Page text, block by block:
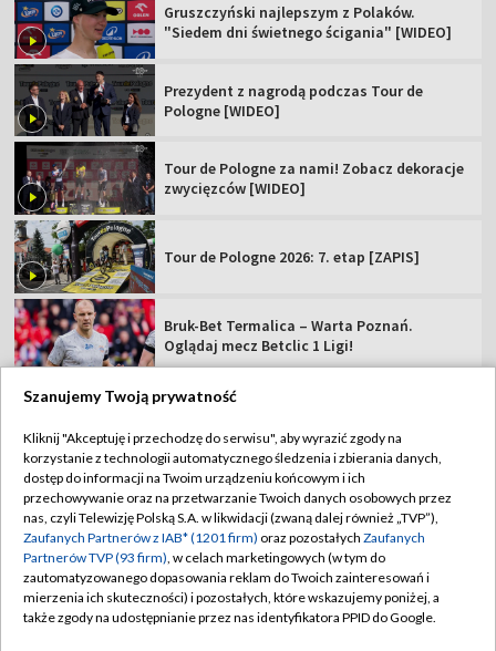
Gruszczyński najlepszym z Polaków.
"Siedem dni świetnego ścigania" [WIDEO]
Prezydent z nagrodą podczas Tour de
Pologne [WIDEO]
Tour de Pologne za nami! Zobacz dekoracje
zwycięzców [WIDEO]
Tour de Pologne 2026: 7. etap [ZAPIS]
Bruk-Bet Termalica – Warta Poznań.
Oglądaj mecz Betclic 1 Ligi!
TVP
Abonament TVP
Sklep TVP
Biuro Reklamy
Oferta Handlowa
Regulamin TVP
Polityka prywatności
Moje zgody
Biuro reklamy
Szanujemy Twoją prywatność
Kliknij "Akceptuję i przechodzę do serwisu", aby wyrazić zgody na
korzystanie z technologii automatycznego śledzenia i zbierania danych,
dostęp do informacji na Twoim urządzeniu końcowym i ich
przechowywanie oraz na przetwarzanie Twoich danych osobowych przez
nas, czyli Telewizję Polską S.A. w likwidacji (zwaną dalej również „TVP”),
Zaufanych Partnerów z IAB* (1201 firm) oraz pozostałych Zaufanych
Partnerów TVP (93 firm), w celach marketingowych (w tym do
zautomatyzowanego dopasowania reklam do Twoich zainteresowań i
mierzenia ich skuteczności) i pozostałych, które wskazujemy poniżej, a
także zgody na udostępnianie przez nas identyfikatora PPID do Google.